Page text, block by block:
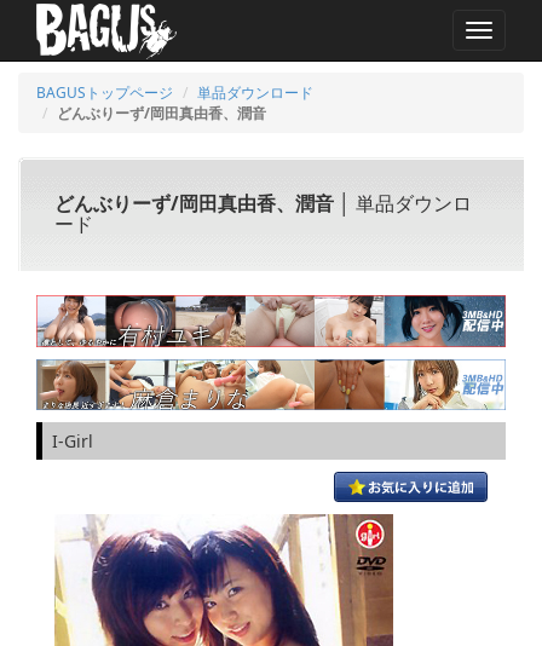
MENU
BAGUSトップページ
単品ダウンロード
どんぶりーず/岡田真由香、潤音
どんぶりーず/岡田真由香、潤音 │ 単品ダウンロ
ード
I-Girl